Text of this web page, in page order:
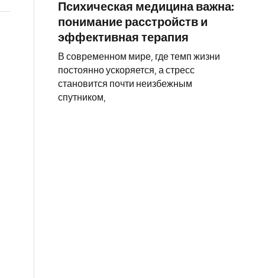
Психическая медицина важна:
понимание расстройств и
эффективная терапия
В современном мире, где темп жизни
постоянно ускоряется, а стресс
становится почти неизбежным
спутником,